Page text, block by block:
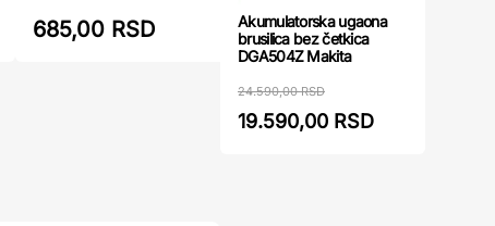
685,00 RSD
Akumulatorska ugaona
brusilica bez četkica
DGA504Z Makita
24.590,00 RSD
19.590,00 RSD